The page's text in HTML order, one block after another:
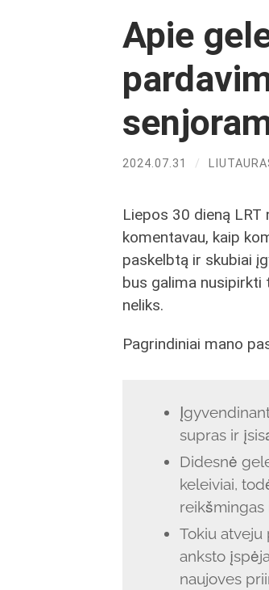
Apie
2024.07.31 /
Liepos 30 dieną LRT
komentavau, kaip
paskelbtą ir skubiai
bus galima nusipirkti
neliks.
Pagrindiniai mano
supras ir
Didesnė
keleiviai,
reikšmingas
Tokiu
anksto
naujoves